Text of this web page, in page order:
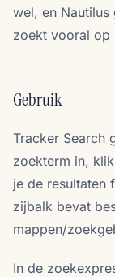
wel, en
zoekt vooral op
Gebruik
Tracker Search
zoekterm in,
je de resultaten
zijbalk bevat
mappen/
In de